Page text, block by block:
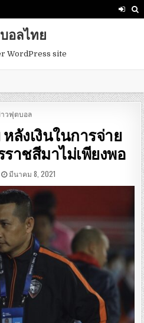
อลไทย
WordPress site
วฟุตบอล
ลังเงินในการจ่าย
าชสีมาไม่เพียงพอ
มีนาคม 8, 2021